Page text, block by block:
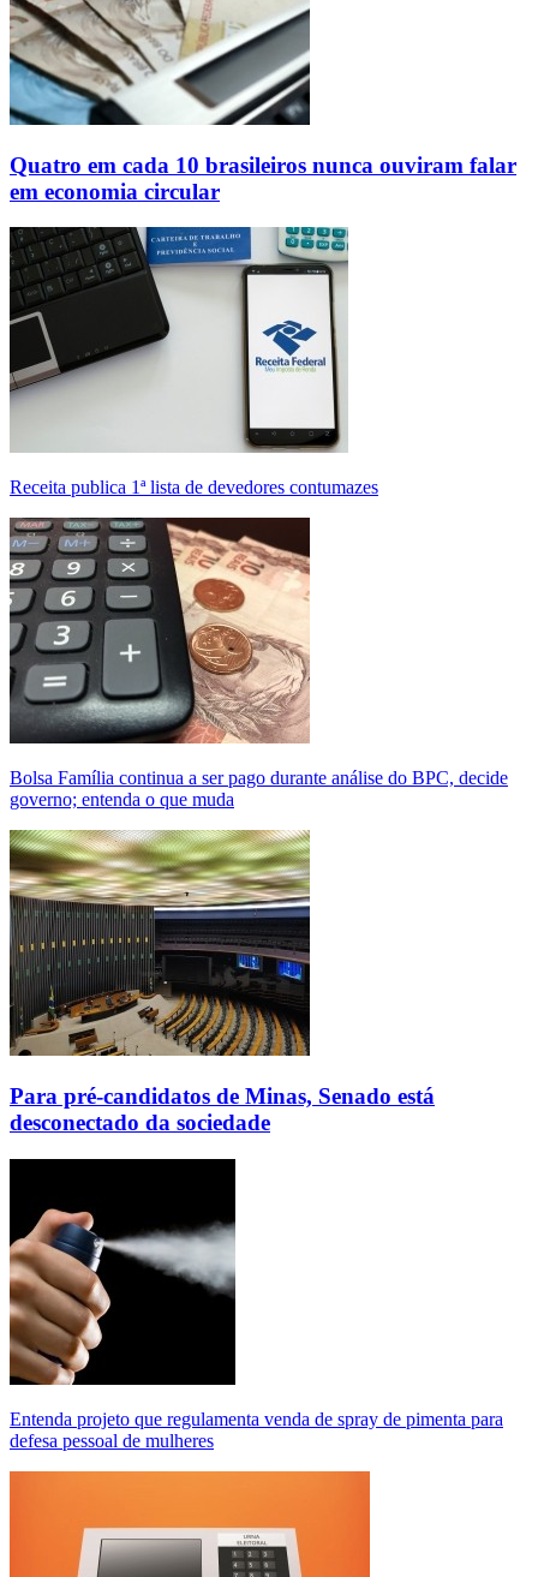
Quatro em cada 10 brasileiros nunca ouviram falar
em economia circular
Receita publica 1ª lista de devedores contumazes
Bolsa Família continua a ser pago durante análise do BPC, decide
governo; entenda o que muda
Para pré-candidatos de Minas, Senado está
desconectado da sociedade
Entenda projeto que regulamenta venda de spray de pimenta para
defesa pessoal de mulheres